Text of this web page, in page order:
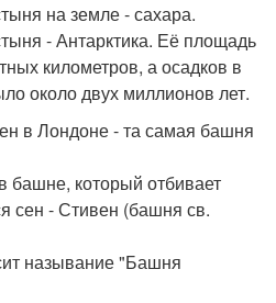
на земле - сахара.
- Антарктика. Её площадь
километров, а осадков в
около двух миллионов лет.
в Лондоне - та самая башня
башне, который отбивает
сен - Стивен (башня св.
называние "Башня